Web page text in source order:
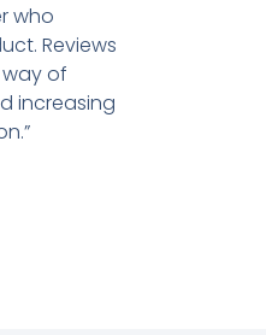
who
Reviews
of
increasing